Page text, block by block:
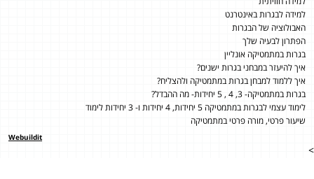
למידה לבגרות באינטרנט
האבולוציה של הבגרות
הפתרון לבעיה שלך
בגרות במתמטיקה אונליין
איך להיעזר במבחני בגרות ישנים?
איך ללמוד למבחן בגרות במתמטיקה ולהצליח?
בגרות במתמטיקה- 3, 4 , 5 יחידות- מה ההבדל?
לימוד עצמי לבגרות במתמטיקה 5 יחידות, 4 יחידות ו- 3 יחידות לימוד
שיעור פרטי, מורה פרטי במתמטיקה
Webuildit
>